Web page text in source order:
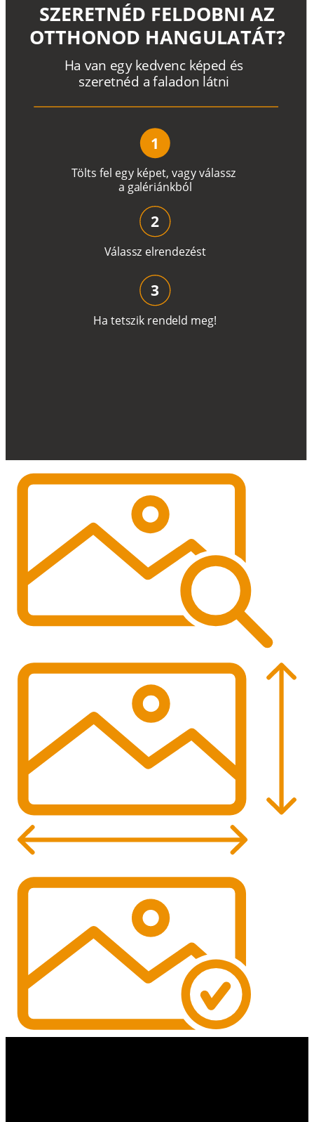
Tölts fel egy képet, vagyválassz
a galériánkból
Ha van egy kedvenc képed és
szeretnéd a faladon látni
SZERETNÉD FELDOBNI AZ
OTTHONOD HANGULATÁT?
1
Válassz elrendezést
2
Ha tetszik rendeld meg!
3